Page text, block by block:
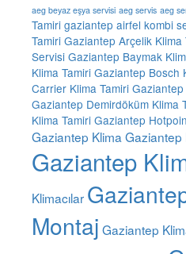
aeg beyaz eşya servisi aeg servis aeg
Tamiri gaziantep airfel kombi
Tamiri Gaziantep Arçelik Klima
Servisi Gaziantep Baymak
Klima Tamiri Gaziantep Bosch
Carrier Klima Tamiri Gaziantep
Gaziantep Demirdöküm Klima
Klima Tamiri Gaziantep
Gaziantep Klima Gaziantep
Gaziantep
Klimacılar
Montaj Gaziantep